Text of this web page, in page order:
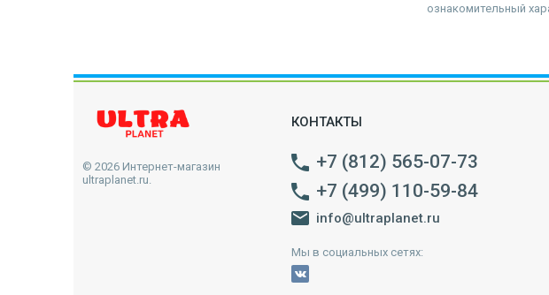
ознакомительный
© 2026 Интернет-магазин
ultraplanet.ru.
КОНТАКТЫ
+7 (812) 565-07-73
+7 (499) 110-59-84
info@ultraplanet.ru
Мы в социальных сетях: